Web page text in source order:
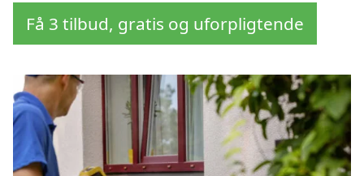
Få 3 tilbud, gratis og uforpligtende